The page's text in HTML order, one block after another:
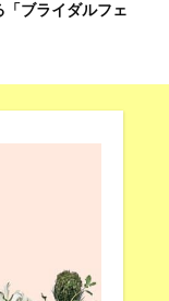
「ブライダルフェ